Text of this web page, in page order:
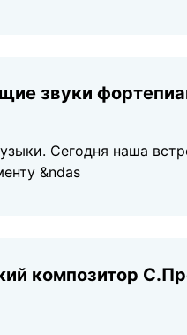
звуки
Сегодня наша
&ndas
композитор